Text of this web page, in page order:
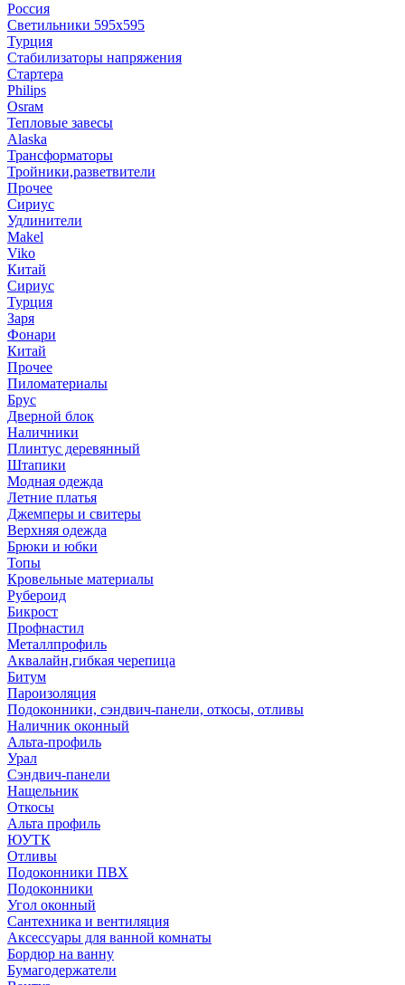
Россия
Светильники 595х595
Турция
Стабилизаторы напряжения
Стартера
Philips
Оsrам
Тепловые завесы
Alaska
Трансформаторы
Тройники,разветвители
Прочее
Сириус
Удлинители
Makel
Viko
Китай
Сириус
Турция
Заря
Фонари
Китай
Прочее
Пиломатериалы
Брус
Дверной блок
Наличники
Плинтус деревянный
Штапики
Модная одежда
Летние платья
Джемперы и свитеры
Верхняя одежда
Брюки и юбки
Топы
Кровельные материалы
Рубероид
Бикрост
Профнастил
Металлпрофиль
Аквалайн,гибкая черепица
Битум
Пароизоляция
Подоконники, сэндвич-панели, откосы, отливы
Наличник оконный
Альта-профиль
Урал
Сэндвич-панели
Нащельник
Откосы
Альта профиль
ЮУТК
Отливы
Подоконники ПВХ
Подоконники
Угол оконный
Сантехника и вентиляция
Аксессуары для ванной комнаты
Бордюр на ванну
Бумагодержатели